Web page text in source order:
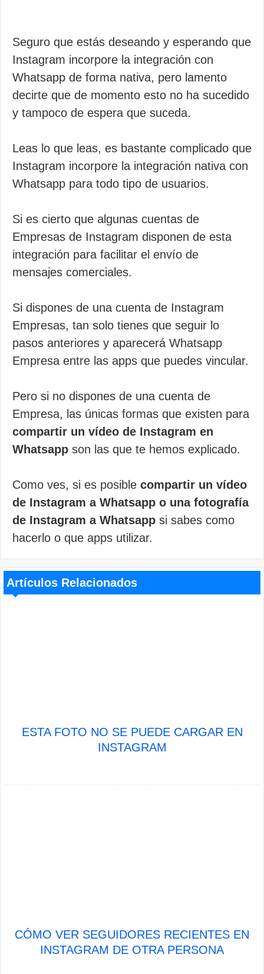
Seguro que estás deseando y esperando que
Instagram incorpore la integración con
Whatsapp de forma nativa, pero lamento
decirte que de momento esto no ha sucedido
y tampoco de espera que suceda.
Leas lo que leas, es bastante complicado que
Instagram incorpore la integración nativa con
Whatsapp para todo tipo de usuarios.
Si es cierto que algunas cuentas de
Empresas de Instagram disponen de esta
integración para facilitar el envío de
mensajes comerciales.
Si dispones de una cuenta de Instagram
Empresas, tan solo tienes que seguir lo
pasos anteriores y aparecerá Whatsapp
Empresa entre las apps que puedes vincular.
Pero si no dispones de una cuenta de
Empresa, las únicas formas que existen para
compartir un vídeo de Instagram en
Whatsapp son las que te hemos explicado.
Como ves, si es posible compartir un vídeo
de Instagram a Whatsapp o una fotografía
de Instagram a Whatsapp si sabes como
hacerlo o que apps utilizar.
Artículos Relacionados
ESTA FOTO NO SE PUEDE CARGAR EN
INSTAGRAM
CÓMO VER SEGUIDORES RECIENTES EN
INSTAGRAM DE OTRA PERSONA